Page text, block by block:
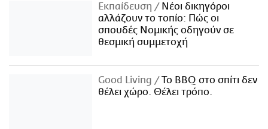
Εκπαίδευση
Νέοι δικηγόροι
αλλάζουν το τοπίο: Πώς οι
σπουδές Νομικής οδηγούν σε
θεσμική συμμετοχή
Good Living
Το BBQ στο σπίτι δεν
θέλει χώρο. Θέλει τρόπο.